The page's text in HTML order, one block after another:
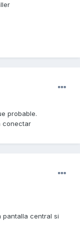
probable.
conectar
pantalla central si